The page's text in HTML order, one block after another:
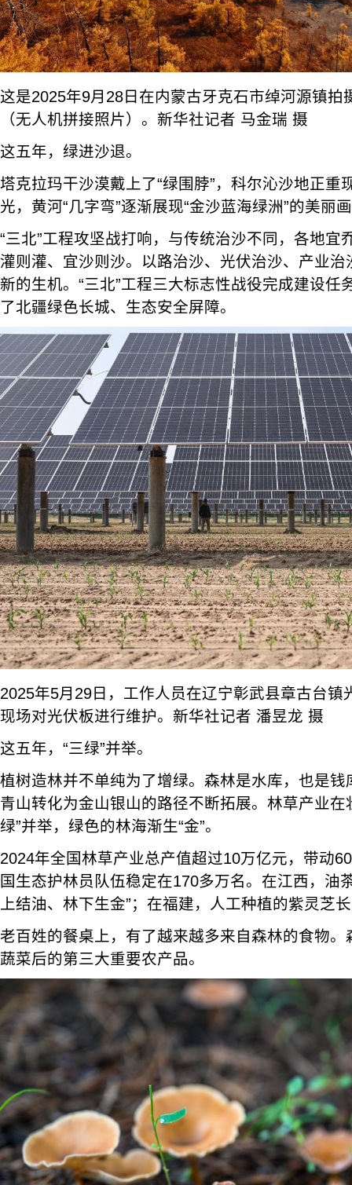
这是2025年9月28日在内蒙古牙克石市绰河源镇拍
（无人机拼接照片）。新华社记者 马金瑞 摄
这五年，绿进沙退。
塔克拉玛干沙漠戴上了“绿围脖”，科尔沁沙地正重
光，黄河“几字弯”逐渐展现“金沙蓝海绿洲”的美丽
“三北”工程攻坚战打响，与传统治沙不同，各地宜
灌则灌、宜沙则沙。以路治沙、光伏治沙、产业
新的生机。“三北”工程三大标志性战役完成建设任
了北疆绿色长城、生态安全屏障。
2025年5月29日，工作人员在辽宁彰武县章古台镇
现场对光伏板进行维护。新华社记者 潘昱龙 摄
这五年，“三绿”并举。
植树造林并不单纯为了增绿。森林是水库，也是
青山转化为金山银山的路径不断拓展。林草产业在
绿”并举，绿色的林海渐生“金”。
2024年全国林草产业总产值超过10万亿元，带动
国生态护林员队伍稳定在170多万名。在江西，油
上结油、林下生金”；在福建，人工种植的紫灵
老百姓的餐桌上，有了越来越多来自森林的食物
蔬菜后的第三大重要农产品。